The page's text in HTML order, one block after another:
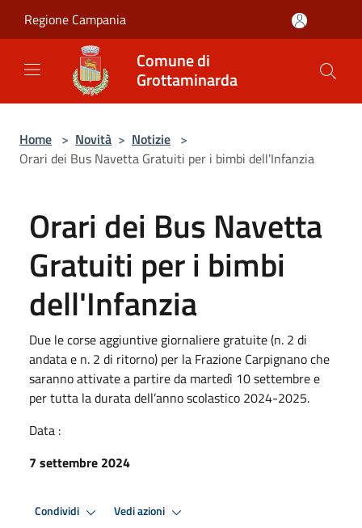
Regione Campania
Comune di
Grottaminarda
Home > Novità > Notizie >
Orari dei Bus Navetta Gratuiti per i bimbi dell'Infanzia
Orari dei Bus Navetta
Gratuiti per i bimbi
dell'Infanzia
Due le corse aggiuntive giornaliere gratuite (n. 2 di
andata e n. 2 di ritorno) per la Frazione Carpignano che
saranno attivate a partire da martedì 10 settembre e
per tutta la durata dell’anno scolastico 2024-2025.
Data :
7 settembre 2024
Condividi Vedi azioni